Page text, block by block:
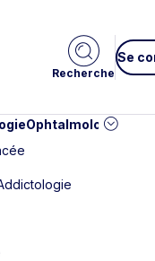
Recherche
Se
Ophtalmologie